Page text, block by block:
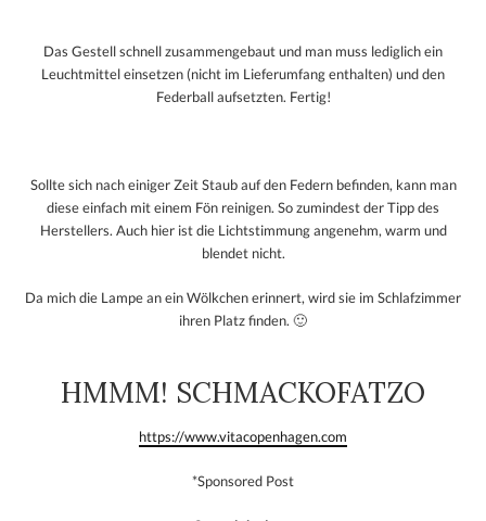
Das Gestell schnell zusammengebaut und man muss lediglich ein
Leuchtmittel einsetzen (nicht im Lieferumfang enthalten) und den
Federball aufsetzten. Fertig!
Sollte sich nach einiger Zeit Staub auf den Federn befinden, kann man
diese einfach mit einem Fön reinigen. So zumindest der Tipp des
Herstellers. Auch hier ist die Lichtstimmung angenehm, warm und
blendet nicht.
Da mich die Lampe an ein Wölkchen erinnert, wird sie im Schlafzimmer
ihren Platz finden. 🙂
HMMM! SCHMACKOFATZO
https://www.vitacopenhagen.com
*Sponsored Post